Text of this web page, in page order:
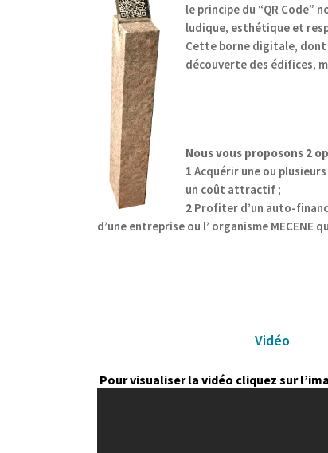
le principe du “QR Code”
ludique, esthétique et
Cette borne digitale, dont
découverte des édifices,
Nous vous proposons 2
1 Acquérir une ou
un coût attractif ;
2 Profiter d’un auto-
d’une entreprise ou l’ organisme
Vidéo
Pour visualiser la vidéo cliquez sur